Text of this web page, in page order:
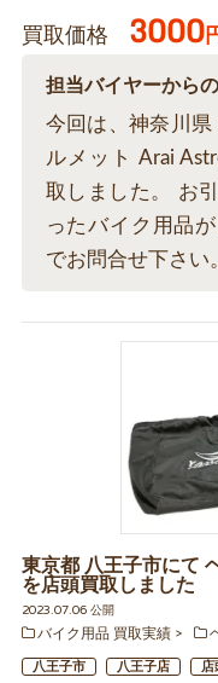
買取価格 3000
担当バイヤーから
今回は、神奈川
ルメット Arai
取しました。 お
ったバイク用品
でお問合せ下さい
東京都 八王子市にて
を店頭買取しました
2023.07.06 公開
バイク用品 買取実績
八王子市 八王子店 店